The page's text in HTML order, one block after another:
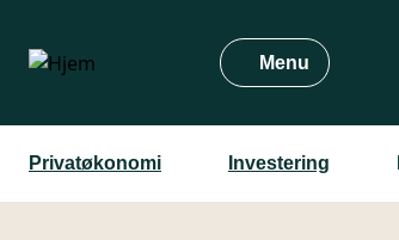
hovedindhold
Menu
Privatøkonomi Investering